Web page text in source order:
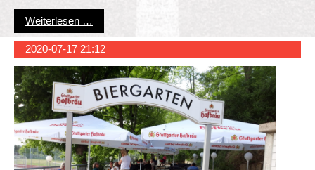
Weiterlesen …
2020-07-17 21:12